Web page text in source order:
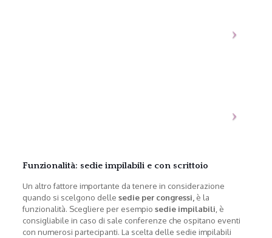
Funzionalità: sedie impilabili e con scrittoio
Un altro fattore importante da tenere in considerazione
quando si scelgono delle sedie per congressi, è la
funzionalità. Scegliere per esempio sedie impilabili , è
consigliabile in caso di sale conferenze che ospitano eventi
con numerosi partecipanti. La scelta delle sedie impilabili